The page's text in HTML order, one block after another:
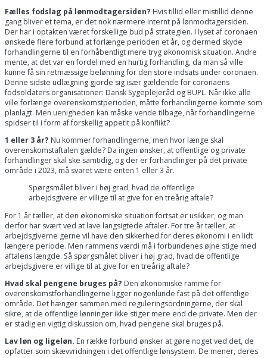
Fælles fodslag på lønmodtagersiden? Hvis tillid eller mistillid denne
gang bliver et tema, er det nok nærmere internt på lønmodtagersiden.
Der har i optakten været forskellige bud på strategien. I lyset af coronaen
ønskede flere forbund at forlænge perioden et år, og dermed skyde
forhandlingerne til en forhåbentligt mere tryg økonomisk situation. Andre
mente, at det var en fordel med en hurtig forhandling, da man så ville
kunne få sin retmæssige belønning for den store indsats under coronaen.
Denne sidste udlægning gjorde sig især gældende for coronaens
fodsoldaters organisationer: Dansk Sygeplejeråd og BUPL. Når ikke alle
ville forlænge overenskomstperioden, måtte forhandlingerne komme som
planlagt. Men uenigheden kan måske vende tilbage, når forhandlingerne
spidser til i form af forskellig appetit på konflikt?
1 eller 3 år? Nu kommer forhandlingerne, men hvor længe skal
overenskomstaftalen gælde? Da ingen ønsker, at offentlige og private
forhandlinger skal ske samtidig, og der er forhandlinger på det private
område i 2023, må svaret være enten 1 eller 3 år.
Spørgsmålet bliver i høj grad, hvad de offentlige
arbejdsgivere er villige til at give for en treårig aftale?
For 1 år tæller, at den økonomiske situation fortsat er usikker, og man
derfor har svært ved at lave langsigtede aftaler. For tre år tæller, at
arbejdsgiverne gerne vil have den sikkerhed for deres økonomi i en lidt
længere periode. Men rammens værdi må i forbundenes øjne stige med
aftalens længde. Så spørgsmålet bliver i høj grad, hvad de offentlige
arbejdsgivere er villige til at give for en treårig aftale?
Hvad skal pengene bruges på? Den økonomiske ramme for
overenskomstforhandlingerne ligger nogenlunde fast på det offentlige
område. Det hænger sammen med reguleringsordningerne, der skal
sikre, at de offentlige lønninger ikke stiger mere end de private. Men der
er stadig en vigtig diskussion om, hvad pengene skal bruges på.
Lav løn og ligeløn. En række forbund ønsker at gøre noget ved det, de
opfatter som skævvridningen i det offentlige lønsystem. De mener, deres